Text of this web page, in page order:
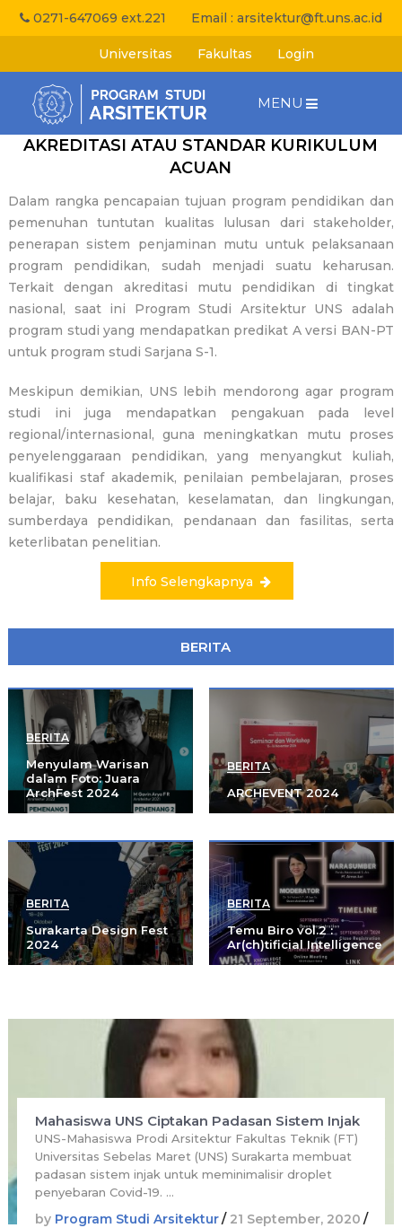
0271-647069 ext.221 Email : arsitektur@ft.uns.ac.id
Universitas Fakultas Login
MENU
AKREDITASI ATAU STANDAR KURIKULUM
ACUAN
Dalam rangka pencapaian tujuan program pendidikan dan
pemenuhan tuntutan kualitas lulusan dari stakeholder,
penerapan sistem penjaminan mutu untuk pelaksanaan
program pendidikan, sudah menjadi suatu keharusan.
Terkait dengan akreditasi mutu pendidikan di tingkat
nasional, saat ini Program Studi Arsitektur UNS adalah
program studi yang mendapatkan predikat A versi BAN-PT
untuk program studi Sarjana S-1.
Meskipun demikian, UNS lebih mendorong agar program
studi ini juga mendapatkan pengakuan pada level
regional/internasional, guna meningkatkan mutu proses
penyelenggaraan pendidikan, yang menyangkut kuliah,
kualifikasi staf akademik, penilaian pembelajaran, proses
belajar, baku kesehatan, keselamatan, dan lingkungan,
sumberdaya pendidikan, pendanaan dan fasilitas, serta
keterlibatan penelitian.
Info Selengkapnya
BERITA
BERITA
Menyulam Warisan
dalam Foto: Juara
ArchFest 2024
BERITA
ARCHEVENT 2024
BERITA
Surakarta Design Fest
2024
BERITA
Temu Biro vol.2 :
Ar(ch)tificial Intelligence
Mahasiswa UNS Ciptakan Padasan Sistem Injak
UNS-Mahasiswa Prodi Arsitektur Fakultas Teknik (FT)
Universitas Sebelas Maret (UNS) Surakarta membuat
padasan sistem injak untuk meminimalisir droplet
penyebaran Covid-19. …
by Program Studi Arsitektur/ 21 September, 2020 /